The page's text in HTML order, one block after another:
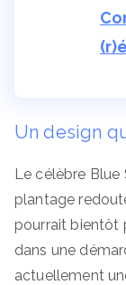
Un design
Le célèbre Blue
plantage
pourrait bientôt
dans une
actuellement